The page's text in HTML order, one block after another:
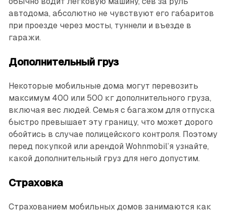
автодома, абсолютно не чувствуют его габаритов
при проезде через мосты, туннели и въезде в
гаражи.
Дополнительный груз
Некоторые мобильные дома могут перевозить
максимум 400 или 500 кг дополнительного груза,
включая вес людей. Семья с багажом для отпуска
быстро превышает эту границу, что может дорого
обойтись в случае полицейского контроля. Поэтому
перед покупкой или арендой Wohnmobil’я узнайте,
какой дополнительный груз для него допустим.
Страховка
Страхованием мобильных домов занимаются как